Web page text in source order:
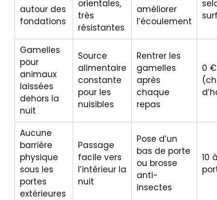
autour des
fondations
orientales,
très
résistantes
améliorer
l’écoulement
Gamelles
pour
animaux
laissées
dehors la
nuit
Source
alimentaire
constante
pour les
nuisibles
Rentrer les
gamelles
après
chaque
repas
0 €
Aucune
barrière
physique
sous les
portes
extérieures
Passage
facile vers
l’intérieur la
nuit
Pose d’un
bas de porte
ou brosse
anti-
insectes
10